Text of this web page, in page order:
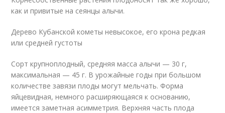
как и привитые на сеянцы алычи.
Дерево Кубанской кометы невысокое, его крона редкая
или средней густоты
Сорт крупноплодный, средняя масса алычи — 30 г,
максимальная — 45 г. В урожайные годы при большом
количестве завязи плоды могут мельчать. Форма
яйцевидная, немного расширяющаяся к основанию,
имеется заметная асимметрия. Верхняя часть плода